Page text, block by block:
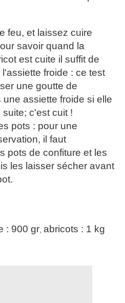
feu, et laissez cuire
savoir quand la
est cuite il suffit de
froide : ce test
une goutte de
assiette froide si elle
c'est cuit !
pots : pour une
il faut
pots de confiture et les
les laisser sécher avant
: 900 gr abricots : 1 kg